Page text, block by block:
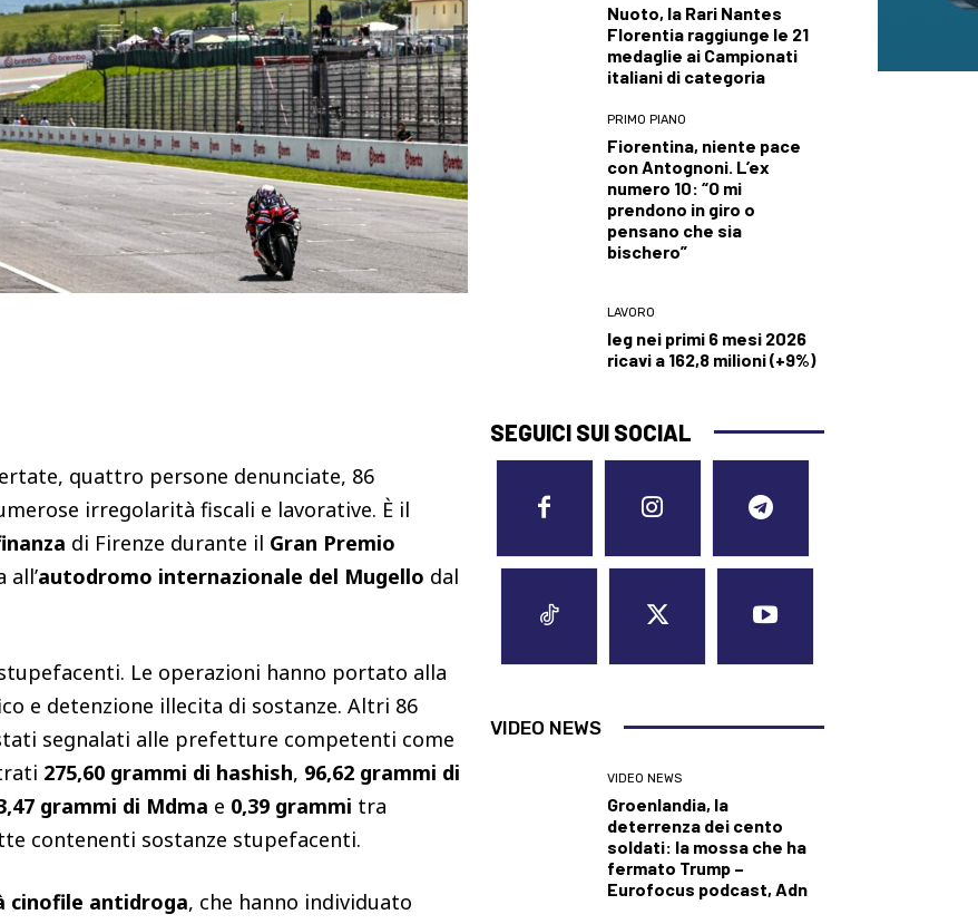
quattro persone denunciate, 86
irregolarità fiscali e lavorative. È il
di Firenze durante il Gran Premio
all’autodromo internazionale del Mugello dal
Le operazioni hanno portato alla
e detenzione illecita di sostanze. Altri 86
segnalati alle prefetture competenti come
275,60 grammi di hashish, 96,62 grammi di
grammi di Mdma e 0,39 grammi tra
contenenti sostanze stupefacenti.
cinofile antidroga, che hanno individuato
Nuoto, la Rari Nantes
Florentia raggiunge le 21
medaglie ai Campionati
italiani di categoria
PRIMO PIANO
Fiorentina, niente pace
con Antognoni. L’ex
numero 10: “O mi
prendono in giro o
pensano che sia
bischero”
LAVORO
Ieg nei primi 6 mesi 2026
ricavi a 162,8 milioni (+9%)
SEGUICI SUI SOCIAL
VIDEO NEWS
VIDEO NEWS
Groenlandia, la
deterrenza dei cento
soldati: la mossa che ha
fermato Trump –
Eurofocus podcast, Adn